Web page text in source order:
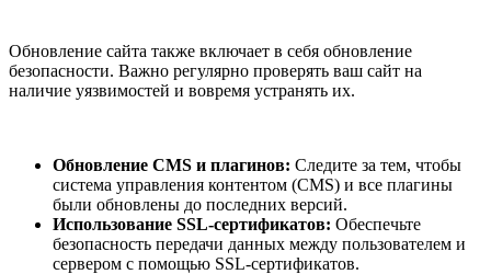
Обновление сайта также включает в себя обновление
безопасности. Важно регулярно проверять ваш сайт на
наличие уязвимостей и вовремя устранять их.
Обновление CMS и плагинов: Следите за тем, чтобы
система управления контентом (CMS) и все плагины
были обновлены до последних версий.
Использование SSL-сертификатов: Обеспечьте
безопасность передачи данных между пользователем и
сервером с помощью SSL-сертификатов.